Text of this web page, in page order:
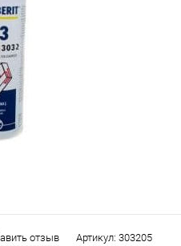
отзыв Артикул: 303205